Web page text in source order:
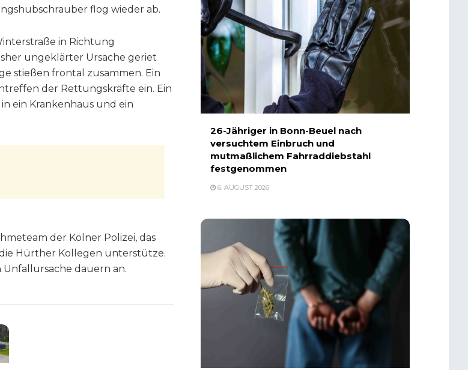
flog wieder ab.
in Richtung
ungeklärter Ursache geriet
stießen frontal zusammen. Ein
der Rettungskräfte ein. Ein
ein Krankenhaus und ein
der Kölner Polizei, das
Hürther Kollegen unterstütze.
dauern an.
26-Jähriger in Bonn-Beuel nach
versuchtem Einbruch und
mutmaßlichem Fahrraddiebstahl
festgenommen
6. AUGUST 2026